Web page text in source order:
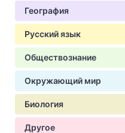
География
Русский язык
Обществознание
Окружающий мир
Биология
Другое